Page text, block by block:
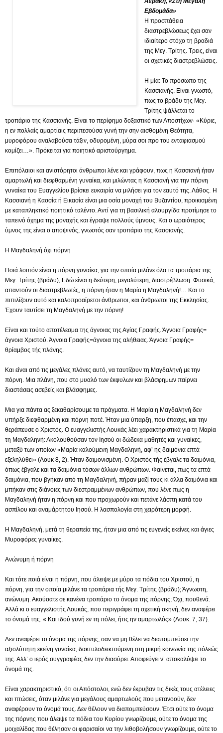
Εβδομάδα»
Η προσπάθεια
διαστρεβλώσεως έχει σαν
ιδιαίτερο στόχο τη βραδιά
της Μεγ. Τρίτης. Τρεις, είναι
οι σχετικές διαστρεβλώσεις.
Η μία: Το πρόσωπο της
Κασσιανής. Είναι γνωστό,
πως το βράδυ της Μεγ.
Τρίτης ψάλλεται το
τροπάριο της Κασσιανής. Είναι το περίφημο δοξαστικό των Αποστίχων· «Κύριε,
η εν πολλαίς αμαρτίαις περιπεσούσα γυνή την σην αισθομένη Θεότητα,
μυροφόρου αναλαβούσα τάξιν, οδυρομένη, μύρα σοι προ του ενταφιασμού
κομίζει…». Πρόκειται για ποιητικό αριστούργημα.
Επιπόλαιοι και ανιστόρητοι άνθρωποι λένε και γράφουν, πως η Κασσιανή ήταν
αμαρτωλή και διεφθαρμένη γυναίκα, και μιλώντας η Κασσιανή για την πόρνη
γυναίκα του Ευαγγελίου βρίσκει ευκαιρία να μιλήσει για τον εαυτό της. Λάθος.
Η
Κασσιανή η Κασσία ή Εικασία είναι μια οσία μοναχή του Βυζαντίου, προικισμένη
με καταπληκτικό ποιητικό ταλέντο. Αντί για τη βασιλική αλουργίδα προτίμησε το
ταπεινό όχημα της μοναχής και έγραψε πολλούς ύμνους. Και ο ωραιότερος
ύμνος της είναι ο αποψινός, γνωστός σαν τροπάριο της Κασσιανής.
Η Μαγδαληνή όχι πόρνη
Ποιά λοιπόν είναι η πόρνη γυναίκα, για την οποία μιλάνε όλα τα τροπάρια της
Μεγ. Τρίτης (βράδυ); Εδώ είναι η δεύτερη, μεγαλύτερη, διαστρέβλωση. Φυσικά,
απαντούν οι διαστρεβλωτές, η πόρνη ήταν η Μαρία η Μαγδαληνή!… Και το
πιπιλίζουν αυτό και καλοπροαίρετοι άνθρωποι, και άνθρωποι της Εκκλησίας.
Έχουν ταυτίσει τη Μαγδαληνή με την πόρνη!
Είναι και τούτο αποτέλεσμα της άγνοιας της Αγίας Γραφής. Άγνοια Γραφής=
άγνοια Χριστού. Άγνοια Γραφής=άγνοια της αλήθειας. Άγνοια Γραφής=
θρίαμβος τής πλάνης.
Και είναι από τις μεγάλες πλάνες αυτό, να ταυτίζουν τη Μαγδαληνή με την
πόρνη. Μια πλάνη, που στο μυαλό των έκφυλων και βλάσφημων παίρνει
διαστάσεις ασεβείς και βλάσφημες.
Μια για πάντα ας ξεκαθαρίσουμε τα πράγματα. Η Μαρία η Μαγδαληνή δεν
υπήρξε διεφθαρμένη και πόρνη ποτέ. Ήταν μια ύπαρξη, που έπασχε, και την
θεράπευσε ο Χριστός. Ο ευαγγελιστής Λουκάς λέει χαρακτηριστικά για τη Μαρία
τη Μαγδαληνή: Ακολουθούσαν τον Ιησού οι δώδεκα μαθητές και γυναίκες,
μεταξύ των οποίων «Μαρία καλούμενη Μαγδαληνή, αφ’ ης δαιμόνια επτά
εξεληλύθει» (Λουκ 8, 2). Ήταν δαιμονισμένη. Ο Χριστός τής έβγαλε τα δαιμόνια,
όπως έβγαλε και τα δαιμόνια τόσων άλλων ανθρώπων. Φαίνεται, πως τα επτά
δαιμόνια, που βγήκαν από τη Μαγδαληνή, πήραν μαζί τους κι άλλα δαιμόνια και
μπήκαν στις διάνοιες των διεστραμμένων ανθρώπων, που λένε πως η
Μαγδαληνή ήταν η πόρνη και που προχωρούν και πετάνε λάσπη κατά του
ασπίλου και αναμάρτητου Ιησού. Η λασπολογία στη χειρότερη μορφή.
Η Μαγδαληνή, μετά τη θεραπεία της, ήταν μια από τις ευγενείς εκείνες και άγιες
Μυροφόρες γυναίκες.
Ανώνυμη ή πόρνη
Και τότε ποιά είναι η πόρνη, που άλειψε με μύρο τα πόδια του Χριστού, η
πόρνη, για την οποία μιλάνε τα τροπάρια τής Μεγ. Τρίτης (βράδυ); Άγνωστη,
ανώνυμη. Ακούσατε σε κανένα τροπάριο το όνομα της πόρνης; Όχι, πουθενά.
Αλλά κι ο ευαγγελιστής Λουκάς, που περιγράφει τη σχετική σκηνή, δεν αναφέρει
το όνομά της. « Και ιδού γυνή εν τη πόλει, ήτις ην αμαρτωλός» (Λουκ. 7, 37).
Δεν αναφέρει το όνομα της πόρνης, σαν να μη θέλει να διαπομπεύσει την
αξιολύπητη εκείνη γυναίκα, δακτυλοδεικτούμενη στη μικρή κοινωνία της πόλεώς
της. Αλλ’ ο ιερός συγγραφέας δεν την διασύρει. Αποφεύγει ν’ αποκαλύψει το
όνομά της.
Είναι χαρακτηριστικό, ότι οι Απόστολοι, ενώ δεν έκρυβαν τις δικές τους ατέλειες
και πτώσεις, όταν μιλάνε για μεγάλους αμαρτωλούς που μετανοούν, δεν
αναφέρουν το όνομά τους. Δεν θέλουν να διαπομπεύσουν. Έτσι ούτε το όνομα
της πόρνης που άλειψε τα πόδια του Κυρίου γνωρίζουμε, ούτε το όνομα της
μοιχαλίδας που θέλησαν οι φαρισαίοι να την λιθοβολήσουν γνωρίζουμε, ούτε το